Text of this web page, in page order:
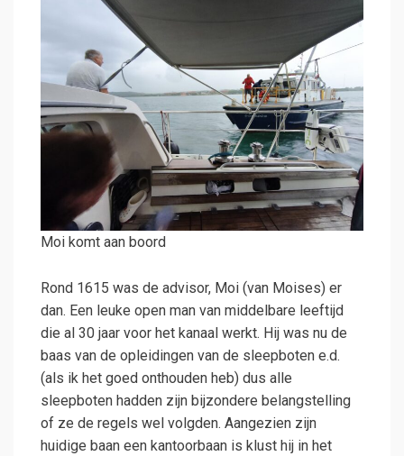
Moi komt aan boord
Rond 1615 was de advisor, Moi (van Moises) er
dan. Een leuke open man van middelbare leeftijd
die al 30 jaar voor het kanaal werkt. Hij was nu de
baas van de opleidingen van de sleepboten e.d.
(als ik het goed onthouden heb) dus alle
sleepboten hadden zijn bijzondere belangstelling
of ze de regels wel volgden. Aangezien zijn
huidige baan een kantoorbaan is klust hij in het